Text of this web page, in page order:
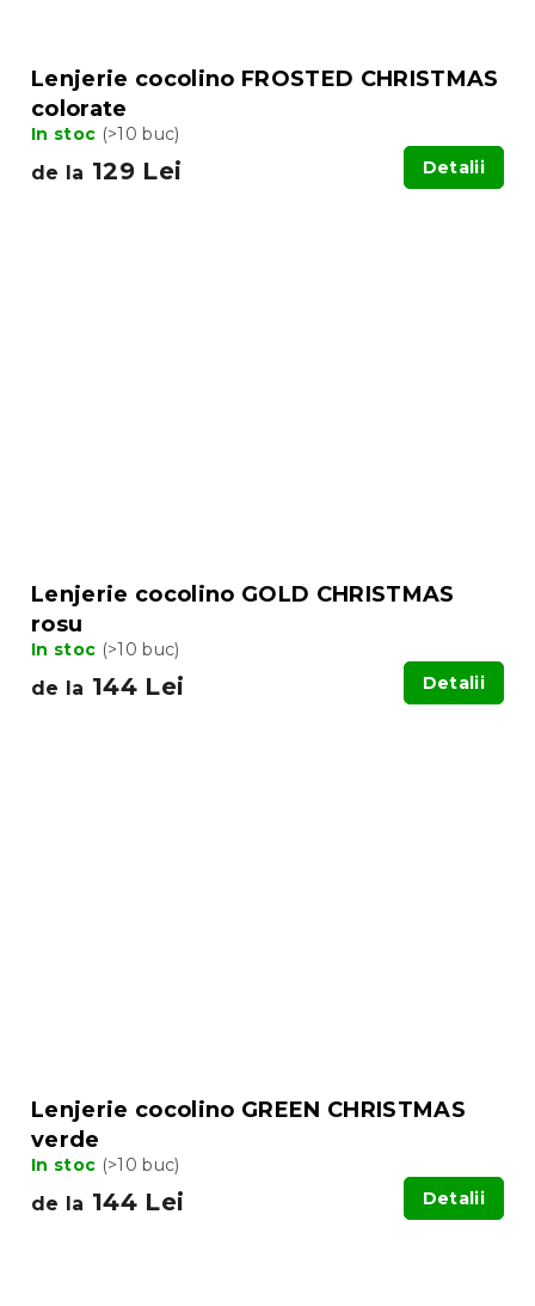
Lenjerie cocolino FROSTED CHRISTMAS
colorate
In stoc (>10 buc)
de la 129 Lei Detalii
Lenjerie cocolino GOLD CHRISTMAS
rosu
In stoc (>10 buc)
de la 144 Lei Detalii
Lenjerie cocolino GREEN CHRISTMAS
verde
In stoc (>10 buc)
de la 144 Lei Detalii